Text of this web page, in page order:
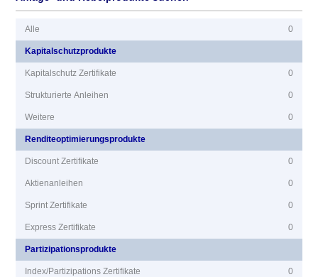
Alle 0
Kapitalschutzprodukte
Kapitalschutz Zertifikate 0
Strukturierte Anleihen 0
Weitere 0
Renditeoptimierungsprodukte
Discount Zertifikate 0
Aktienanleihen 0
Sprint Zertifikate 0
Express Zertifikate 0
Partizipationsprodukte
Index/Partizipations Zertifikate 0